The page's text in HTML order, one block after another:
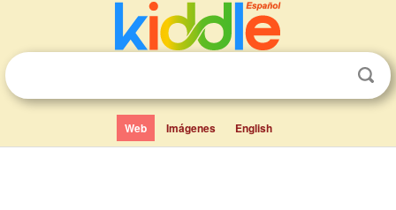
Web Imágenes English